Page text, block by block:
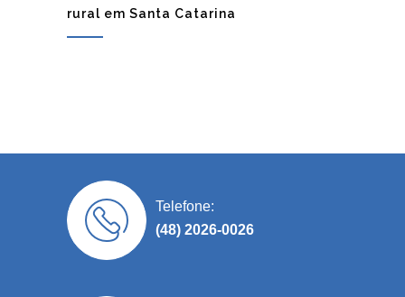
rural em Santa Catarina
Telefone:
(48) 2026-0026